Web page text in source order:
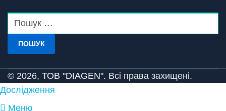
ПОШУК
© 2026, ТОВ "DIAGEN". Всі права захищені.
Дослідження
Меню